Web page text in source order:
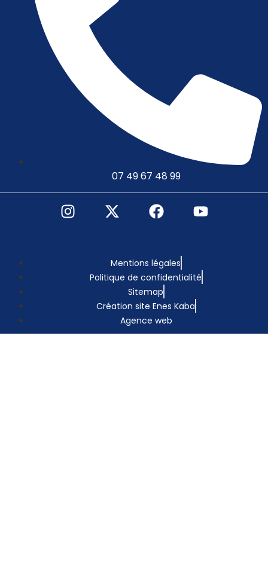
07 49 67 48 99
Mentions légales
Politique de confidentialité
Sitemap
Création site Enes Kaba
Agence web